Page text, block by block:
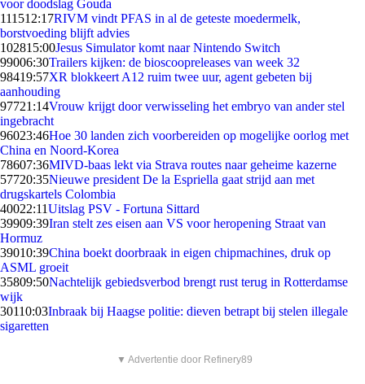
voor doodslag Gouda
111512:17RIVM vindt PFAS in al de geteste moedermelk,
borstvoeding blijft advies
102815:00Jesus Simulator komt naar Nintendo Switch
99006:30Trailers kijken: de bioscoopreleases van week 32
98419:57XR blokkeert A12 ruim twee uur, agent gebeten bij
aanhouding
97721:14Vrouw krijgt door verwisseling het embryo van ander stel
ingebracht
96023:46Hoe 30 landen zich voorbereiden op mogelijke oorlog met
China en Noord-Korea
78607:36MIVD-baas lekt via Strava routes naar geheime kazerne
57720:35Nieuwe president De la Espriella gaat strijd aan met
drugskartels Colombia
40022:11Uitslag PSV - Fortuna Sittard
39909:39Iran stelt zes eisen aan VS voor heropening Straat van
Hormuz
39010:39China boekt doorbraak in eigen chipmachines, druk op
ASML groeit
35809:50Nachtelijk gebiedsverbod brengt rust terug in Rotterdamse
wijk
30110:03Inbraak bij Haagse politie: dieven betrapt bij stelen illegale
sigaretten
▼ Advertentie door Refinery89